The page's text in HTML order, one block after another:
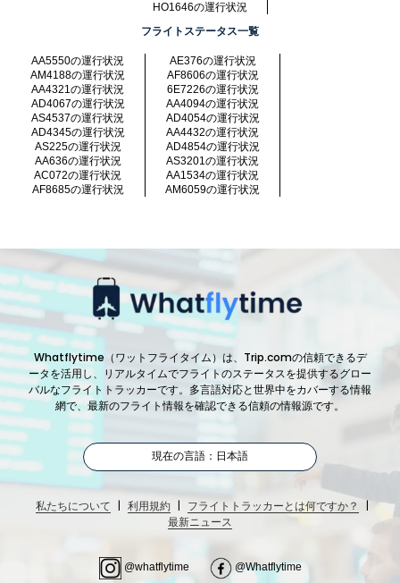
HO1646の運行状況
フライトステータス一覧
AA5550の運行状況
AE376の運行状況
AM4188の運行状況
AF8606の運行状況
AA4321の運行状況
6E7226の運行状況
AD4067の運行状況
AA4094の運行状況
AS4537の運行状況
AD4054の運行状況
AD4345の運行状況
AA4432の運行状況
AS225の運行状況
AD4854の運行状況
AA636の運行状況
AS3201の運行状況
AC072の運行状況
AA1534の運行状況
AF8685の運行状況
AM6059の運行状況
Whatflytime（ワットフライタイム）は、Trip.comの信頼できるデ
ータを活用し、リアルタイムでフライトのステータスを提供するグロー
バルなフライトトラッカーです。多言語対応と世界中をカバーする情報
網で、最新のフライト情報を確認できる信頼の情報源です。
現在の言語：日本語
私たちについて | 利用規約 | フライトトラッカーとは何ですか？ |
最新ニュース
@whatflytime @Whatflytime